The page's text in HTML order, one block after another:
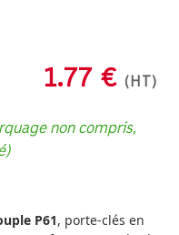
1.77 € (HT)
non compris,
P61, porte-clés en